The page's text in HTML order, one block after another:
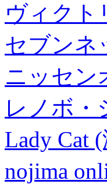
ヴィクト
セブンネ
ニッセン
レノボ
Lady Cat
nojima